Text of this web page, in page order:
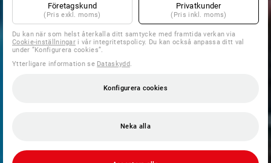
Företagskund
(Pris exkl. moms)
Privatkunder
(Pris inkl. moms)
Du kan när som helst återkalla ditt samtycke med framtida verkan via
Cookie-inställningar i vår integritetspolicy. Du kan också anpassa ditt val
under ”Konfigurera cookies”.
Ytterligare information se Dataskydd.
Konfigurera cookies
Neka alla